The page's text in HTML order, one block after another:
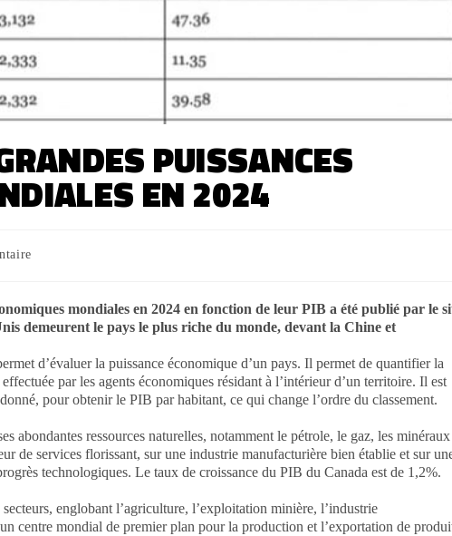
PUISSANCES
EN 2024
mondiales en 2024 en fonction de leur PIB a été publié par le
demeurent le pays le plus riche du monde, devant la Chine et
d’évaluer la puissance économique d’un pays. Il permet de quantifier la
par les agents économiques résidant à l’intérieur d’un territoire. Il est
pour obtenir le PIB par habitant, ce qui change l’ordre du classement.
abondantes ressources naturelles, notamment le pétrole, le gaz, les minéraux
de services florissant, sur une industrie manufacturière bien établie et sur
technologiques. Le taux de croissance du PIB du Canada est de 1,2%.
englobant l’agriculture, l’exploitation minière, l’industrie
centre mondial de premier plan pour la production et l’exportation de